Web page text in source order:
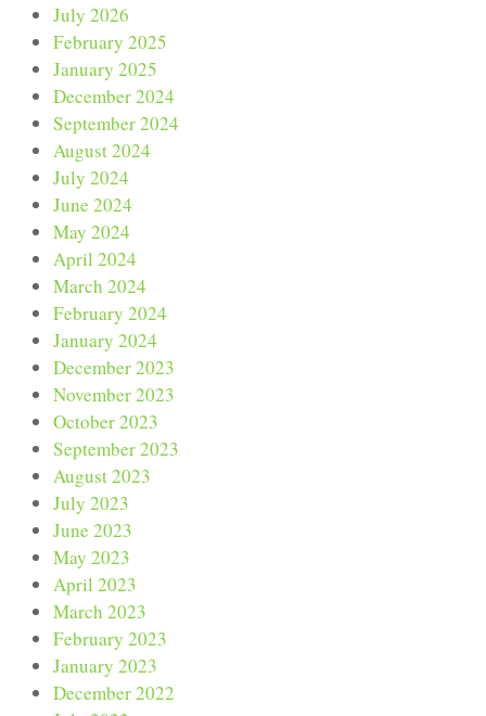
July 2026
February 2025
January 2025
December 2024
September 2024
August 2024
July 2024
June 2024
May 2024
April 2024
March 2024
February 2024
January 2024
December 2023
November 2023
October 2023
September 2023
August 2023
July 2023
June 2023
May 2023
April 2023
March 2023
February 2023
January 2023
December 2022